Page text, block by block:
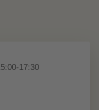
17:30